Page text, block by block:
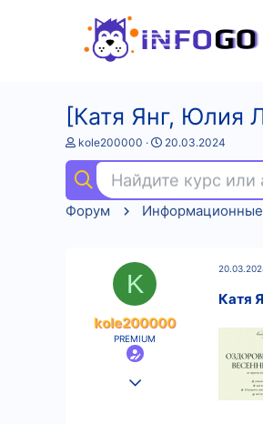
[Катя Янг, Юлия
А
т
о
р
т
kole200000
Д
а
н
а
20.03.2024
Найдите курс
Форум
K
kole200000
PREMIUM
Катя